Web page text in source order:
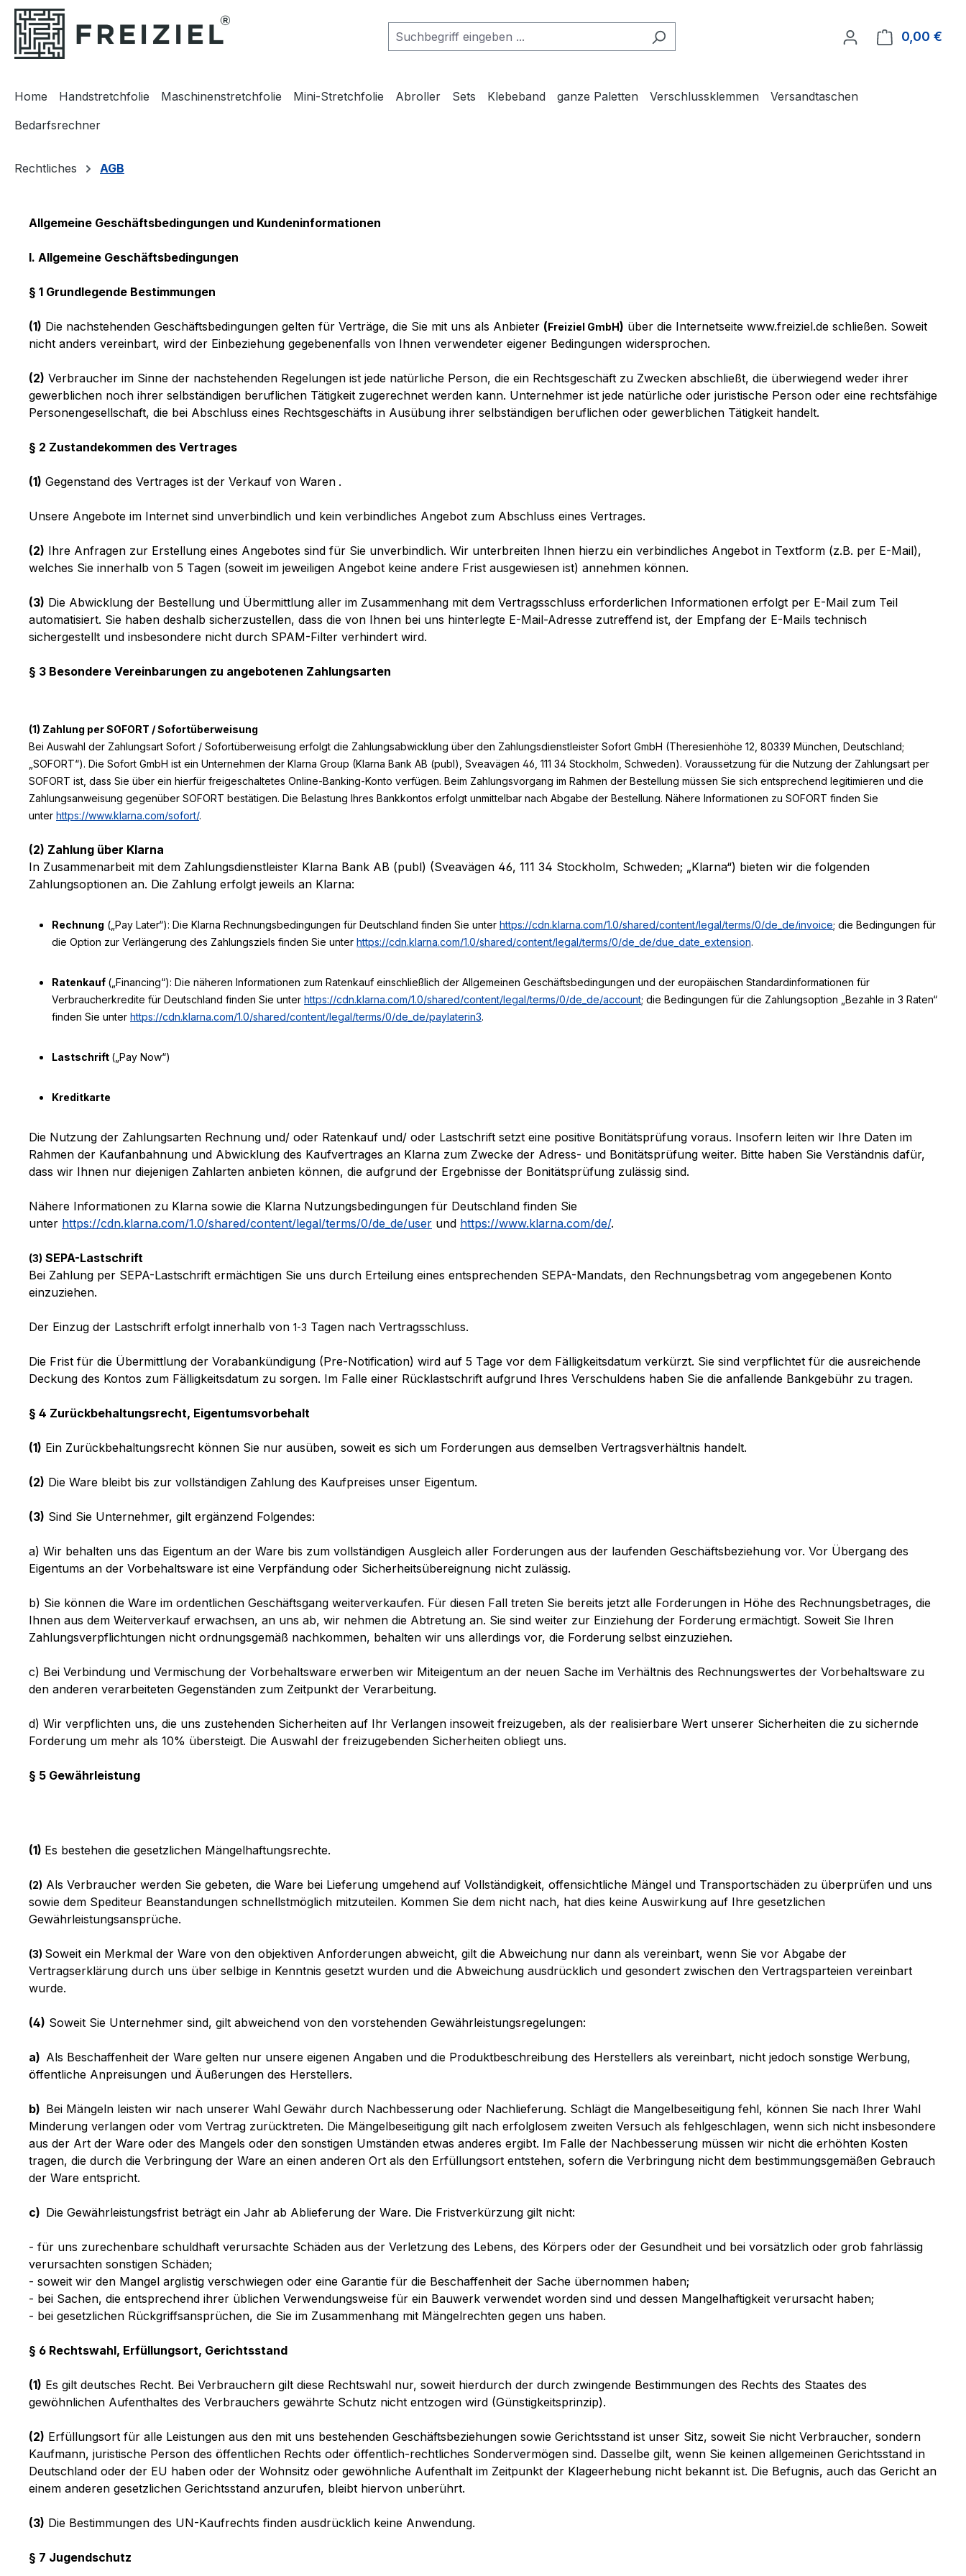
Hauptinhalt springen
Zur Suche springen
Zur Hauptnavigation springen
0,00 €
Home Handstretchfolie Maschinenstretchfolie Mini-Stretchfolie Abroller Sets Klebeband ganze Paletten Verschlussklemmen
Versandtaschen
Bedarfsrechner
Rechtliches AGB
Allgemeine Geschäftsbedingungen und Kundeninformationen
I. Allgemeine Geschäftsbedingungen
§ 1 Grundlegende Bestimmungen
(1) Die nachstehenden Geschäftsbedingungen gelten für Verträge, die Sie mit uns als Anbieter (Freiziel GmbH) über die Internetseite www.freiziel.de schließen. Soweit
nicht anders vereinbart, wird der Einbeziehung gegebenenfalls von Ihnen verwendeter eigener Bedingungen widersprochen.
(2) Verbraucher im Sinne der nachstehenden Regelungen ist jede natürliche Person, die ein Rechtsgeschäft zu Zwecken abschließt, die überwiegend weder ihrer
gewerblichen noch ihrer selbständigen beruflichen Tätigkeit zugerechnet werden kann. Unternehmer ist jede natürliche oder juristische Person oder eine rechtsfähige
Personengesellschaft, die bei Abschluss eines Rechtsgeschäfts in Ausübung ihrer selbständigen beruflichen oder gewerblichen Tätigkeit handelt.
§ 2 Zustandekommen des Vertrages
(1) Gegenstand des Vertrages ist der Verkauf von Waren .
Unsere Angebote im Internet sind unverbindlich und kein verbindliches Angebot zum Abschluss eines Vertrages.
(2) Ihre Anfragen zur Erstellung eines Angebotes sind für Sie unverbindlich. Wir unterbreiten Ihnen hierzu ein verbindliches Angebot in Textform (z.B. per E-Mail),
welches Sie innerhalb von 5 Tagen (soweit im jeweiligen Angebot keine andere Frist ausgewiesen ist) annehmen können.
(3) Die Abwicklung der Bestellung und Übermittlung aller im Zusammenhang mit dem Vertragsschluss erforderlichen Informationen erfolgt per E-Mail zum Teil
automatisiert. Sie haben deshalb sicherzustellen, dass die von Ihnen bei uns hinterlegte E-Mail-Adresse zutreffend ist, der Empfang der E-Mails technisch
sichergestellt und insbesondere nicht durch SPAM-Filter verhindert wird.
§ 3 Besondere Vereinbarungen zu angebotenen Zahlungsarten
(1) Zahlung per SOFORT / Sofortüberweisung
Bei Auswahl der Zahlungsart Sofort / Sofortüberweisung erfolgt die Zahlungsabwicklung über den Zahlungsdienstleister Sofort GmbH (Theresienhöhe 12, 80339 München, Deutschland;
„SOFORT“). Die Sofort GmbH ist ein Unternehmen der Klarna Group (Klarna Bank AB (publ), Sveavägen 46, 111 34 Stockholm, Schweden). Voraussetzung für die Nutzung der Zahlungsart per
SOFORT ist, dass Sie über ein hierfür freigeschaltetes Online-Banking-Konto verfügen. Beim Zahlungsvorgang im Rahmen der Bestellung müssen Sie sich entsprechend legitimieren und die
Zahlungsanweisung gegenüber SOFORT bestätigen. Die Belastung Ihres Bankkontos erfolgt unmittelbar nach Abgabe der Bestellung. Nähere Informationen zu SOFORT finden Sie
unter https://www.klarna.com/sofort/.
(2) Zahlung über Klarna
In Zusammenarbeit mit dem Zahlungsdienstleister Klarna Bank AB (publ) (Sveavägen 46, 111 34 Stockholm, Schweden; „Klarna“) bieten wir die folgenden
Zahlungsoptionen an. Die Zahlung erfolgt jeweils an Klarna:
Rechnung („Pay Later“): Die Klarna Rechnungsbedingungen für Deutschland finden Sie unter https://cdn.klarna.com/1.0/shared/content/legal/terms/0/de_de/invoice; die Bedingungen für
die Option zur Verlängerung des Zahlungsziels finden Sie unter https://cdn.klarna.com/1.0/shared/content/legal/terms/0/de_de/due_date_extension.
Ratenkauf („Financing“): Die näheren Informationen zum Ratenkauf einschließlich der Allgemeinen Geschäftsbedingungen und der europäischen Standardinformationen für
Verbraucherkredite für Deutschland finden Sie unter https://cdn.klarna.com/1.0/shared/content/legal/terms/0/de_de/account; die Bedingungen für die Zahlungsoption „Bezahle in 3 Raten“
finden Sie unter https://cdn.klarna.com/1.0/shared/content/legal/terms/0/de_de/paylaterin3.
Lastschrift („Pay Now“)
Kreditkarte
Die Nutzung der Zahlungsarten Rechnung und/ oder Ratenkauf und/ oder Lastschrift setzt eine positive Bonitätsprüfung voraus. Insofern leiten wir Ihre Daten im
Rahmen der Kaufanbahnung und Abwicklung des Kaufvertrages an Klarna zum Zwecke der Adress- und Bonitätsprüfung weiter. Bitte haben Sie Verständnis dafür,
dass wir Ihnen nur diejenigen Zahlarten anbieten können, die aufgrund der Ergebnisse der Bonitätsprüfung zulässig sind.
Nähere Informationen zu Klarna sowie die Klarna Nutzungsbedingungen für Deutschland finden Sie
unter https://cdn.klarna.com/1.0/shared/content/legal/terms/0/de_de/user und https://www.klarna.com/de/.
(3) SEPA-Lastschrift
Bei Zahlung per SEPA-Lastschrift ermächtigen Sie uns durch Erteilung eines entsprechenden SEPA-Mandats, den Rechnungsbetrag vom angegebenen Konto
einzuziehen.
Der Einzug der Lastschrift erfolgt innerhalb von 1-3 Tagen nach Vertragsschluss.
Die Frist für die Übermittlung der Vorabankündigung (Pre-Notification) wird auf 5 Tage vor dem Fälligkeitsdatum verkürzt. Sie sind verpflichtet für die ausreichende
Deckung des Kontos zum Fälligkeitsdatum zu sorgen. Im Falle einer Rücklastschrift aufgrund Ihres Verschuldens haben Sie die anfallende Bankgebühr zu tragen.
§ 4 Zurückbehaltungsrecht, Eigentumsvorbehalt
(1) Ein Zurückbehaltungsrecht können Sie nur ausüben, soweit es sich um Forderungen aus demselben Vertragsverhältnis handelt.
(2) Die Ware bleibt bis zur vollständigen Zahlung des Kaufpreises unser Eigentum.
(3) Sind Sie Unternehmer, gilt ergänzend Folgendes:
a) Wir behalten uns das Eigentum an der Ware bis zum vollständigen Ausgleich aller Forderungen aus der laufenden Geschäftsbeziehung vor. Vor Übergang des
Eigentums an der Vorbehaltsware ist eine Verpfändung oder Sicherheitsübereignung nicht zulässig.
b) Sie können die Ware im ordentlichen Geschäftsgang weiterverkaufen. Für diesen Fall treten Sie bereits jetzt alle Forderungen in Höhe des Rechnungsbetrages, die
Ihnen aus dem Weiterverkauf erwachsen, an uns ab, wir nehmen die Abtretung an. Sie sind weiter zur Einziehung der Forderung ermächtigt. Soweit Sie Ihren
Zahlungsverpflichtungen nicht ordnungsgemäß nachkommen, behalten wir uns allerdings vor, die Forderung selbst einzuziehen.
c) Bei Verbindung und Vermischung der Vorbehaltsware erwerben wir Miteigentum an der neuen Sache im Verhältnis des Rechnungswertes der Vorbehaltsware zu
den anderen verarbeiteten Gegenständen zum Zeitpunkt der Verarbeitung.
d) Wir verpflichten uns, die uns zustehenden Sicherheiten auf Ihr Verlangen insoweit freizugeben, als der realisierbare Wert unserer Sicherheiten die zu sichernde
Forderung um mehr als 10% übersteigt. Die Auswahl der freizugebenden Sicherheiten obliegt uns.
§ 5 Gewährleistung
(1) Es bestehen die gesetzlichen Mängelhaftungsrechte.
(2) Als Verbraucher werden Sie gebeten, die Ware bei Lieferung umgehend auf Vollständigkeit, offensichtliche Mängel und Transportschäden zu überprüfen und uns
sowie dem Spediteur Beanstandungen schnellstmöglich mitzuteilen. Kommen Sie dem nicht nach, hat dies keine Auswirkung auf Ihre gesetzlichen
Gewährleistungsansprüche.
(3) Soweit ein Merkmal der Ware von den objektiven Anforderungen abweicht, gilt die Abweichung nur dann als vereinbart, wenn Sie vor Abgabe der
Vertragserklärung durch uns über selbige in Kenntnis gesetzt wurden und die Abweichung ausdrücklich und gesondert zwischen den Vertragsparteien vereinbart
wurde.
(4) Soweit Sie Unternehmer sind, gilt abweichend von den vorstehenden Gewährleistungsregelungen:
a) Als Beschaffenheit der Ware gelten nur unsere eigenen Angaben und die Produktbeschreibung des Herstellers als vereinbart, nicht jedoch sonstige Werbung,
öffentliche Anpreisungen und Äußerungen des Herstellers.
b) Bei Mängeln leisten wir nach unserer Wahl Gewähr durch Nachbesserung oder Nachlieferung. Schlägt die Mangelbeseitigung fehl, können Sie nach Ihrer Wahl
Minderung verlangen oder vom Vertrag zurücktreten. Die Mängelbeseitigung gilt nach erfolglosem zweiten Versuch als fehlgeschlagen, wenn sich nicht insbesondere
aus der Art der Ware oder des Mangels oder den sonstigen Umständen etwas anderes ergibt. Im Falle der Nachbesserung müssen wir nicht die erhöhten Kosten
tragen, die durch die Verbringung der Ware an einen anderen Ort als den Erfüllungsort entstehen, sofern die Verbringung nicht dem bestimmungsgemäßen Gebrauch
der Ware entspricht.
c) Die Gewährleistungsfrist beträgt ein Jahr ab Ablieferung der Ware. Die Fristverkürzung gilt nicht:
- für uns zurechenbare schuldhaft verursachte Schäden aus der Verletzung des Lebens, des Körpers oder der Gesundheit und bei vorsätzlich oder grob fahrlässig
verursachten sonstigen Schäden;
- soweit wir den Mangel arglistig verschwiegen oder eine Garantie für die Beschaffenheit der Sache übernommen haben;
- bei Sachen, die entsprechend ihrer üblichen Verwendungsweise für ein Bauwerk verwendet worden sind und dessen Mangelhaftigkeit verursacht haben;
- bei gesetzlichen Rückgriffsansprüchen, die Sie im Zusammenhang mit Mängelrechten gegen uns haben.
§ 6 Rechtswahl, Erfüllungsort, Gerichtsstand
(1) Es gilt deutsches Recht. Bei Verbrauchern gilt diese Rechtswahl nur, soweit hierdurch der durch zwingende Bestimmungen des Rechts des Staates des
gewöhnlichen Aufenthaltes des Verbrauchers gewährte Schutz nicht entzogen wird (Günstigkeitsprinzip).
(2) Erfüllungsort für alle Leistungen aus den mit uns bestehenden Geschäftsbeziehungen sowie Gerichtsstand ist unser Sitz, soweit Sie nicht Verbraucher, sondern
Kaufmann, juristische Person des öffentlichen Rechts oder öffentlich-rechtliches Sondervermögen sind. Dasselbe gilt, wenn Sie keinen allgemeinen Gerichtsstand in
Deutschland oder der EU haben oder der Wohnsitz oder gewöhnliche Aufenthalt im Zeitpunkt der Klageerhebung nicht bekannt ist. Die Befugnis, auch das Gericht an
einem anderen gesetzlichen Gerichtsstand anzurufen, bleibt hiervon unberührt.
(3) Die Bestimmungen des UN-Kaufrechts finden ausdrücklich keine Anwendung.
§ 7 Jugendschutz